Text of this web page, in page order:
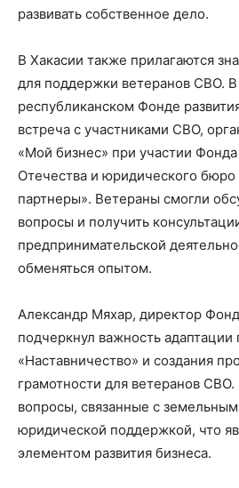
развивать собственное дело.
В Хакасии также прилагаются
для поддержки ветеранов СВО.
республиканском Фонде
встреча с участниками СВО,
«Мой бизнес» при участии
Отечества и юридического бюро
партнеры». Ветераны смогли
вопросы и получить
предпринимательской
обменяться опытом.
Александр Мяхар, директор
подчеркнул важность адаптации
«Наставничество» и создания
грамотности для ветеранов
вопросы, связанные с
юридической поддержкой, что
элементом развития бизнеса.